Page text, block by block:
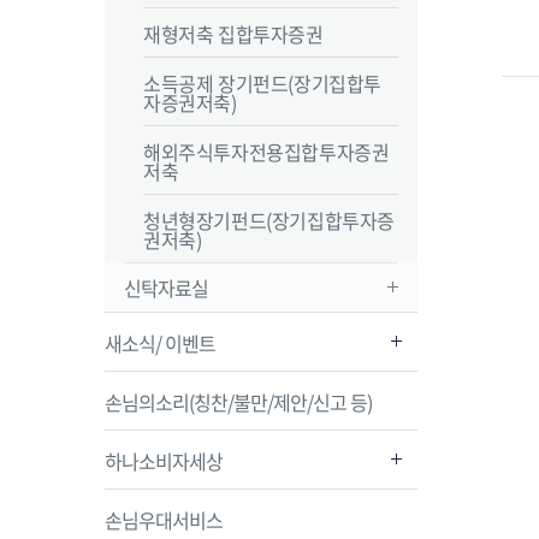
재형저축 집합투자증권
소득공제 장기펀드(장기집합투
자증권저축)
해외주식투자전용집합투자증권
저축
청년형장기펀드(장기집합투자증
권저축)
신탁자료실
새소식/ 이벤트
손님의소리(칭찬/불만/제안/신고 등)
하나소비자세상
손님우대서비스